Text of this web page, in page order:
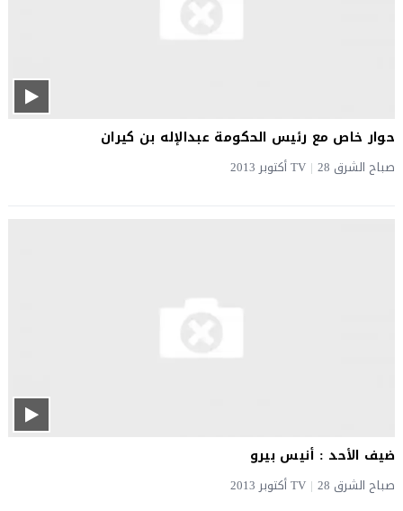
حوار خاص مع رئيس الحكومة عبدالإله بن كيران
صباح الشرق TV 28 أكتوبر 2013
ضيف الأحد : أنيس بيرو
صباح الشرق TV 28 أكتوبر 2013